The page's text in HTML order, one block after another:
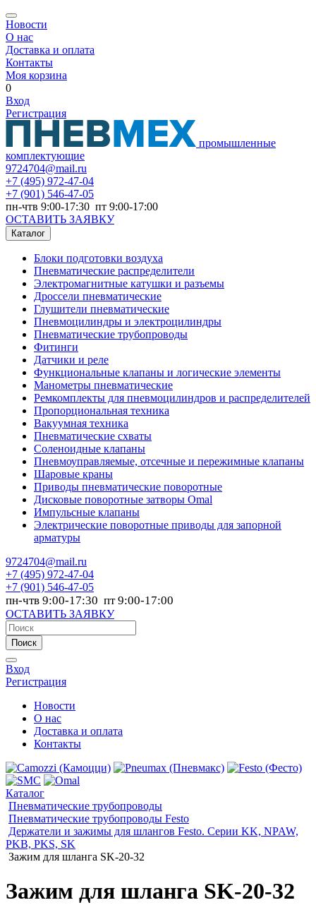
Новости
О нас
Доставка и оплата
Контакты
Моя корзина
0
Вход
Регистрация
промышленные
комплектующие
9724704@mail.ru
+7 (495) 972-47-04
+7 (901) 546-47-05
пн-чтв 9:00-17:30 пт 9:00-17:00
ОСТАВИТЬ ЗАЯВКУ
Каталог
Блоки подготовки воздуха
Пневматические распределители
Электромагнитные катушки и разъемы
Дроссели пневматические
Глушители пневматические
Пневмоцилиндры и электроцилиндры
Пневматические трубопроводы
Фитинги
Датчики и реле
Функциональные клапаны и логические элементы
Манометры пневматические
Ремкомплекты для пневмоцилиндров и распределителей
Пропорциональная техника
Вакуумная техника
Пневматические схваты
Соленоидные клапаны
Пневмоуправляемые, отсечные и пережимные клапаны
Шаровые краны
Приводы пневматические поворотные
Дисковые поворотные затворы Omal
Импульсные клапаны
Электрические поворотные приводы для запорной
арматуры
9724704@mail.ru
+7 (495) 972-47-04
+7 (901) 546-47-05
пн-чтв 9:00-17:30 пт 9:00-17:00
ОСТАВИТЬ ЗАЯВКУ
Поиск
Вход
Регистрация
Новости
О нас
Доставка и оплата
Контакты
Каталог
Пневматические трубопроводы
Пневматические трубопроводы Festo
Держатели и зажимы для шлангов Festo. Серии KK, NPAW,
PKB, PKS, SK
Зажим для шланга SK-20-32
Зажим для шланга SK-20-32